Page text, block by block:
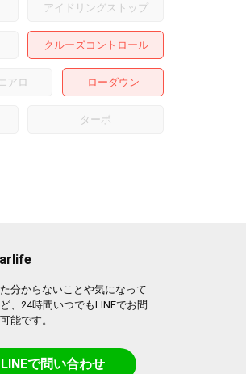
アイドリングストップ
クルーズコントロール
アロ ローダウン
ターボ
分からないことや気になって
、24時間いつでもLINEでお問
能です。
LINEで問い合わせ